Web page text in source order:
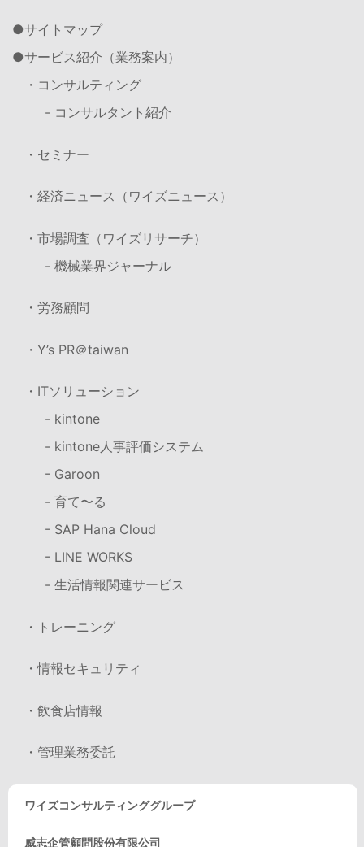
サイトマップ
サービス紹介（業務案内）
・コンサルティング
- コンサルタント紹介
・セミナー
・経済ニュース（ワイズニュース）
・市場調査（ワイズリサーチ）
- 機械業界ジャーナル
・労務顧問
・Y’s PR＠taiwan
・ITソリューション
- kintone
- kintone人事評価システム
- Garoon
- 育て〜る
- SAP Hana Cloud
- LINE WORKS
- 生活情報関連サービス
・トレーニング
・情報セキュリティ
・飲食店情報
・管理業務委託
ワイズコンサルティンググループ
威志企管顧問股份有限公司